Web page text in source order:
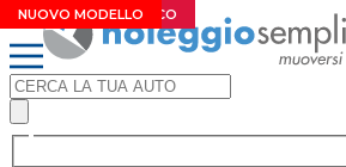
CAMBIO AUTOMATICO
NUOVO MODELLO
EXTRA SCONTO
EXTRA SCONTO
NUOVO MODELLO